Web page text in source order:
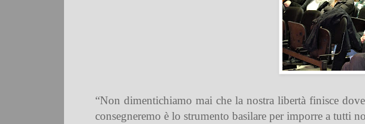
“Non dimentichiamo mai che la nostra libertà finisce
consegneremo è lo strumento basilare per imporre a tutti